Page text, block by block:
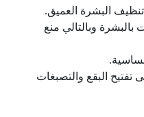
البشرة العميق.
بالبشرة وبالتالي منع
تفتيح البقع والتصبغات